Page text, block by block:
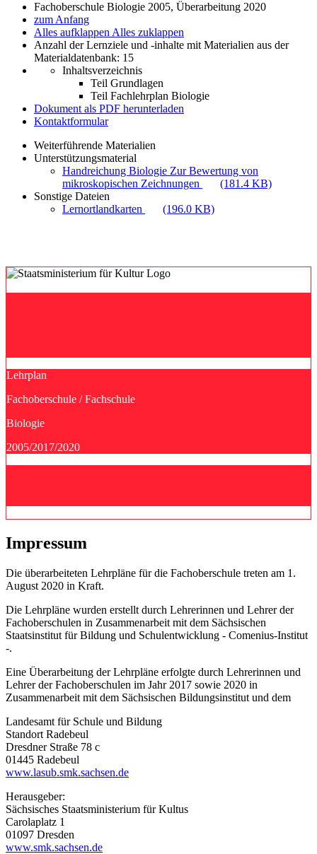
Fachoberschule Biologie 2005, Überarbeitung 2020
zum Anfang
Alles aufklappen Alles zuklappen
Anzahl der Lernziele und -inhalte mit Materialien aus der
Materialdatenbank: 15
Inhaltsverzeichnis
Teil Grundlagen
Teil Fachlehrplan Biologie
Dokument als PDF herunterladen
Kontaktformular
Weiterführende Materialien
Unterstützungsmaterial
Handreichung Biologie Zur Bewertung von
mikroskopischen Zeichnungen
(181.4 KB)
Sonstige Dateien
Lernortlandkarten
(196.0 KB)
Lehrplan
Fachoberschule / Fachschule
Biologie
2005/2017/2020
Impressum
Die überarbeiteten Lehrpläne für die Fachoberschule treten am 1.
August 2020 in Kraft.
Die Lehrpläne wurden erstellt durch Lehrerinnen und Lehrer der
Fachoberschulen in Zusammenarbeit mit dem Sächsischen
Staatsinstitut für Bildung und Schulentwicklung - Comenius-Institut
-.
Eine Überarbeitung der Lehrpläne erfolgte durch Lehrerinnen und
Lehrer der Fachoberschulen im Jahr 2017 sowie 2020 in
Zusammenarbeit mit dem Sächsischen Bildungsinstitut und dem
Landesamt für Schule und Bildung
Standort Radebeul
Dresdner Straße 78 c
01445 Radebeul
www.lasub.smk.sachsen.de
Herausgeber:
Sächsisches Staatsministerium für Kultus
Carolaplatz 1
01097 Dresden
www.smk.sachsen.de